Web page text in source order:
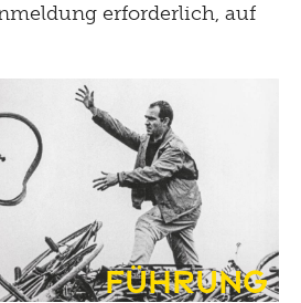
erforderlich, auf
Führung